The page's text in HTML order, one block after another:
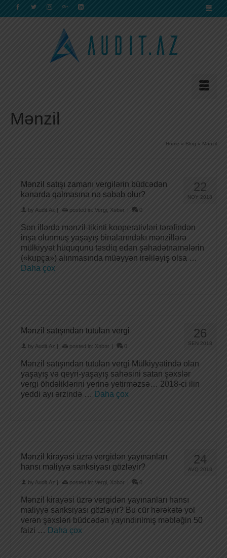
Mənzil
Home » Blog » Mənzil
22
NOY 2018
Mənzil satışı zamanı vergilərin büdcədən
kənarda qalmasına nə səbəb olur?
by Audit.Az | posted in: Vergi Xəbər | 0
Son illərdə mənzil-tikinti kooperativləri tərəfindən
inşa olunmuş yaşayış binalarındakı mənzillərə
mülkiyyət hüququnu təsdiq edən şəhadətnamələrin
(«kupça») alınmasında müəyyən irəliləyiş olsa …
Daha çox
26
SEN 2018
Mənzil satışından tutulan vergi
by Audit.Az | posted in: Xəbər | 0
Mənzil satışından tutulan vergi Mülkiyyətində olan
yaşayış və qeyri-yaşayış sahəsini satan şəxslər
vergi öhdəliklərini yerinə yetirməzsə… 2018-ci ilin
yeddi ayı ərzində … Daha çox
24
AVQ 2018
Mənzil kirayəsi üzrə vergidən yayınanları
hansı maliyyə sanksiyası gözləyir?
by Audit.Az | posted in: Vergi Xəbər | 0
Mənzil kirayəsi üzrə vergidən yayınanları hansı
maliyyə sanksiyası gözləyir? Bu cür hərəkətə yol
verən şəxsləri büdcədən yayındırılmış məbləğin 50
faizi … Daha çox